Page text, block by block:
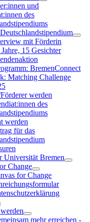
und
des
mit Förderin
Jahre, 15 Gesichter
BremenConnect
Matching Challenge
werden
des
werden
für das
Universität Bremen
Change
for Change
mehr erreichen -